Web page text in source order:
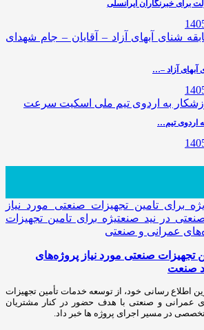
آبهای آزاد –…
تجهیزات صنعتی مورد نیاز پروژه‌های
صنعت
اطلاع رسانی خود، از توسعه خدمات تأمین تجهیزات
عمرانی و صنعتی با هدف حضور در کنار مشتریان
در مسیر اجرای پروژه ها خبر داد.